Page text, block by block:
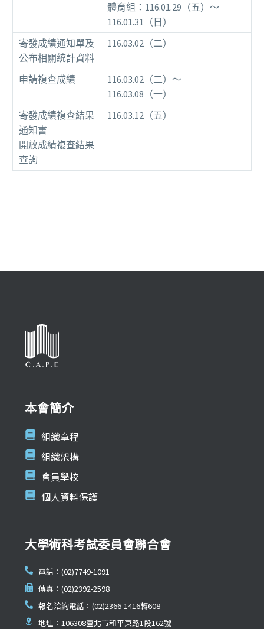
體育組：116.01.29（五）～
116.01.31（日）
寄發成績通知單及
公布相關統計資料
116.03.02（二）
申請複查成績
116.03.02（二）～
116.03.08（一）
寄發成績複查結果
通知書
開放成績複查結果
查詢
116.03.12（五）
本會簡介
組織章程
組織架構
會員學校
個人資料保護
大學術科考試委員會聯合會
電話：(02)7749-1091
傳真：(02)2392-2598
報名洽詢電話：(02)2366-1416轉608
地址：106308臺北市和平東路1段162號